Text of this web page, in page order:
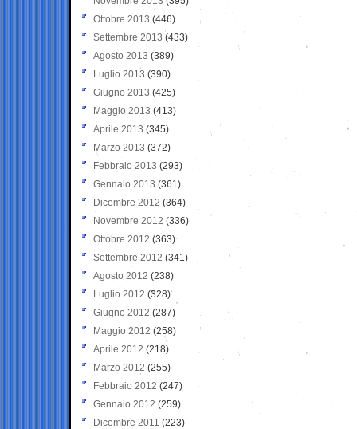
Ottobre 2013 (446)
Settembre 2013 (433)
Agosto 2013 (389)
Luglio 2013 (390)
Giugno 2013 (425)
Maggio 2013 (413)
Aprile 2013 (345)
Marzo 2013 (372)
Febbraio 2013 (293)
Gennaio 2013 (361)
Dicembre 2012 (364)
Novembre 2012 (336)
Ottobre 2012 (363)
Settembre 2012 (341)
Agosto 2012 (238)
Luglio 2012 (328)
Giugno 2012 (287)
Maggio 2012 (258)
Aprile 2012 (218)
Marzo 2012 (255)
Febbraio 2012 (247)
Gennaio 2012 (259)
Dicembre 2011 (223)